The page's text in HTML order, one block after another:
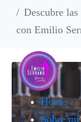
Home
Sobre mí
Descubre
con Emilio